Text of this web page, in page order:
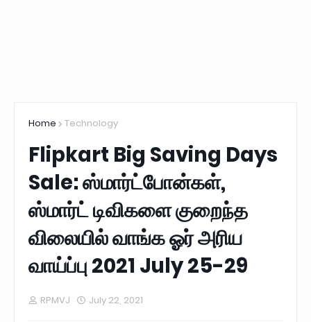
Home Technology
Flipkart Big Saving Days
Sale: ஸ்மார்ட்போன்கள்,
ஸ்மார்ட் டிவிகளை குறைந்த
விலையில் வாங்க ஓர் அரிய
வாய்ப்பு 2021 July 25-29
RPMVJ July 22, 2021